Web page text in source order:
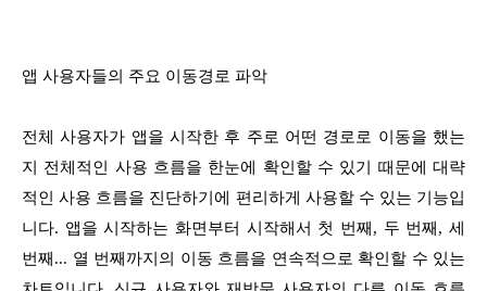
앱 사용자들의 주요 이동경로 파악
전체 사용자가 앱을 시작한 후 주로 어떤 경로로 이동을 했는
지 전체적인 사용 흐름을 한눈에 확인할 수 있기 때문에 대략
적인 사용 흐름을 진단하기에 편리하게 사용할 수 있는 기능입
니다. 앱을 시작하는 화면부터 시작해서 첫 번째, 두 번째, 세
번째... 열 번째까지의 이동 흐름을 연속적으로 확인할 수 있는